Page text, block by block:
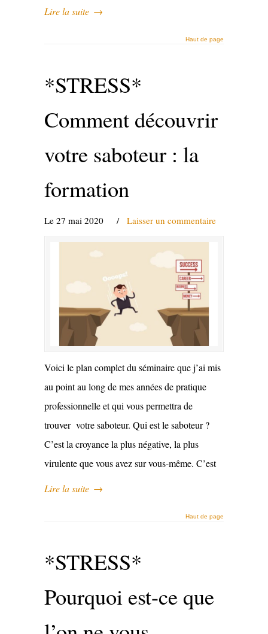
Lire la suite →
Haut de page
*STRESS*
Comment découvrir
votre saboteur : la
formation
Le 27 mai 2020 / Laisser un commentaire
Voici le plan complet du séminaire que j’ai mis
au point au long de mes années de pratique
professionnelle et qui vous permettra de
trouver votre saboteur. Qui est le saboteur ?
C’est la croyance la plus négative, la plus
virulente que vous avez sur vous-même. C’est
Lire la suite →
Haut de page
*STRESS*
Pourquoi est-ce que